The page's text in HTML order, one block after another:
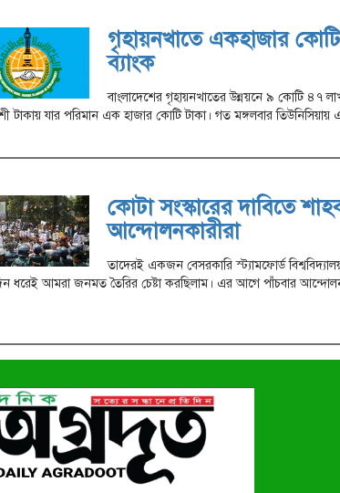
গৃহায়নখাতে একহাজার
ব্যাংক
বাংলাদেশের গৃহায়নখাতের উন্নয়নে ৯ কোটি ৪৭
টাকায় যার পরিমান এক হাজার কোটি টাকা। গত মঙ্গলবার তিউনিসিয়ায় এ
কোটা সংস্কারের দাবিতে
আন্দোলনকারীরা
তাদেরই একজন বেসরকারি স্ট্যামফোর্ড
ধরেই আমরা জনমত তৈরির চেষ্টা করছিলাম। এর আগে পাঁচবার আন্দোলন